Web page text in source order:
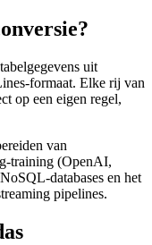
uit
formaat. Elke rij van
op een eigen regel,
van
training (OpenAI,
databases en het
pipelines.